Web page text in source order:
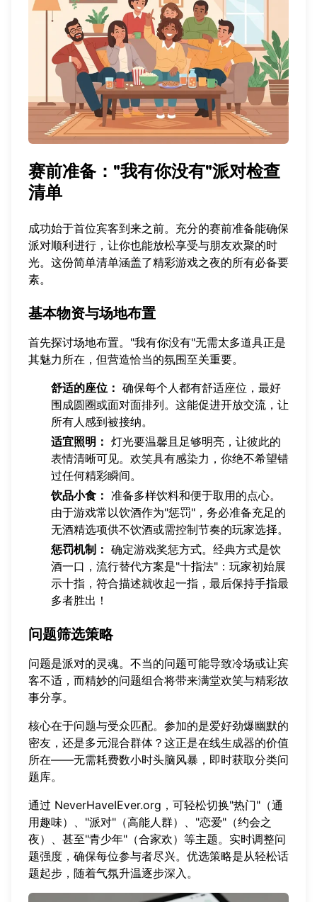
赛前准备："我有你没有"派对检查
清单
成功始于首位宾客到来之前。充分的赛前准备能确保
派对顺利进行，让你也能放松享受与朋友欢聚的时
光。这份简单清单涵盖了精彩游戏之夜的所有必备要
素。
基本物资与场地布置
首先探讨场地布置。"我有你没有"无需太多道具正是
其魅力所在，但营造恰当的氛围至关重要。
舒适的座位： 确保每个人都有舒适座位，最好
围成圆圈或面对面排列。这能促进开放交流，让
所有人感到被接纳。
适宜照明： 灯光要温馨且足够明亮，让彼此的
表情清晰可见。欢笑具有感染力，你绝不希望错
过任何精彩瞬间。
饮品小食： 准备多样饮料和便于取用的点心。
由于游戏常以饮酒作为"惩罚"，务必准备充足的
无酒精选项供不饮酒或需控制节奏的玩家选择。
惩罚机制： 确定游戏奖惩方式。经典方式是饮
酒一口，流行替代方案是"十指法"：玩家初始展
示十指，符合描述就收起一指，最后保持手指最
多者胜出！
问题筛选策略
问题是派对的灵魂。不当的问题可能导致冷场或让宾
客不适，而精妙的问题组合将带来满堂欢笑与精彩故
事分享。
核心在于问题与受众匹配。参加的是爱好劲爆幽默的
密友，还是多元混合群体？这正是在线生成器的价值
所在——无需耗费数小时头脑风暴，即时获取分类问
题库。
通过 NeverHaveIEver.org ，可轻松切换"热门"（通
用趣味）、"派对"（高能人群）、"恋爱"（约会之
夜）、甚至"青少年"（合家欢）等主题。实时调整问
题强度，确保每位参与者尽兴。优选策略是从轻松话
题起步，随着气氛升温逐步深入。